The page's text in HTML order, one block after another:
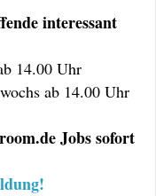
interessant
14.00 Uhr
ab 14.00 Uhr
Jobs sofort